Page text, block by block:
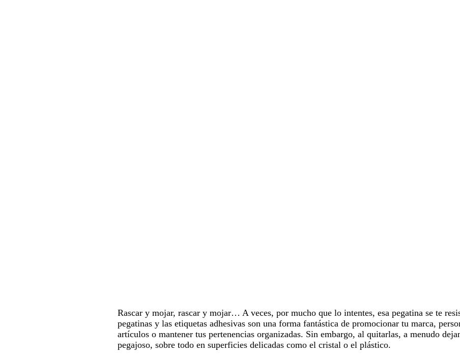
Rascar y mojar, rascar y mojar… A veces, por mucho que lo intentes, esa pegatina se te
pegatinas y las etiquetas adhesivas son una forma fantástica de promocionar tu marca,
artículos o mantener tus pertenencias organizadas. Sin embargo, al quitarlas, a menudo
pegajoso, sobre todo en superficies delicadas como el cristal o el plástico.